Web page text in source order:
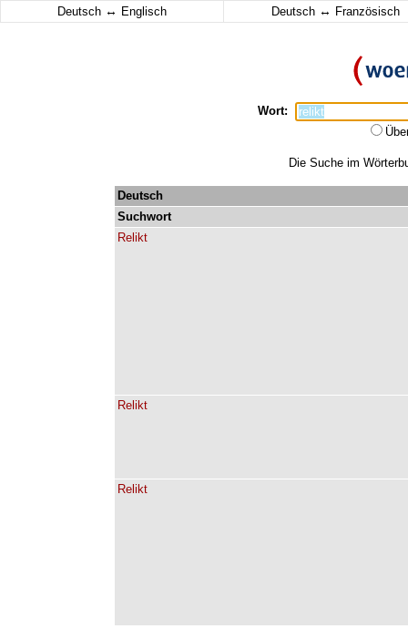
Deutsch ↔ Englisch Deutsch ↔ Französisch
Wort:
Die Suche im
Deutsch
Suchwort
Relikt
Relikt
Relikt